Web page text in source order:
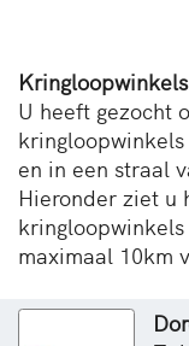
U heeft gezocht
en in een straal
Hieronder ziet u
maximaal 10km